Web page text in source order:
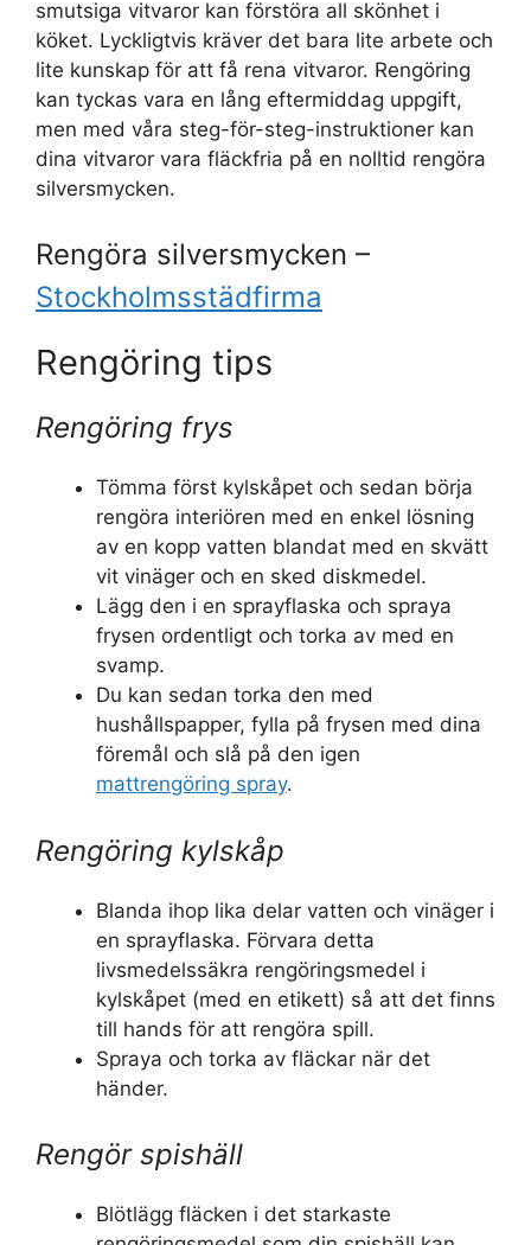
smutsiga vitvaror kan förstöra all skönhet i
köket. Lyckligtvis kräver det bara lite arbete och
lite kunskap för att få rena vitvaror. Rengöring
kan tyckas vara en lång eftermiddag uppgift,
men med våra steg-för-steg-instruktioner kan
dina vitvaror vara fläckfria på en nolltid rengöra
silversmycken.
Rengöra silversmycken –
Stockholmsstädfirma
Rengöring tips
Rengöring frys
Tömma först kylskåpet och sedan börja
rengöra interiören med en enkel lösning
av en kopp vatten blandat med en skvätt
vit vinäger och en sked diskmedel.
Lägg den i en sprayflaska och spraya
frysen ordentligt och torka av med en
svamp.
Du kan sedan torka den med
hushållspapper, fylla på frysen med dina
föremål och slå på den igen
mattrengöring spray.
Rengöring kylskåp
Blanda ihop lika delar vatten och vinäger i
en sprayflaska. Förvara detta
livsmedelssäkra rengöringsmedel i
kylskåpet (med en etikett) så att det finns
till hands för att rengöra spill.
Spraya och torka av fläckar när det
händer.
Rengör spishäll
Blötlägg fläcken i det starkaste